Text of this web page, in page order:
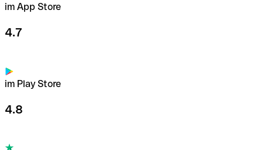
im App Store
4.7
im Play Store
4.8